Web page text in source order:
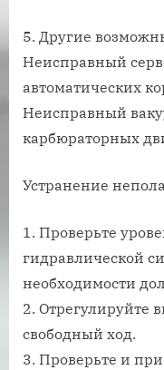
5. Другие
Неисправный
автоматических
Неисправный
карбюраторных
Устранение
1. Проверьте
гидравлической
необходимости
2. Отрегулируйте
свободный ход.
3. Проверьте и